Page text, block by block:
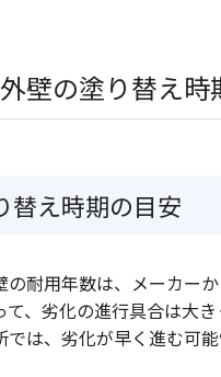
壁の塗り替え時
替え時期の目安
の耐用年数は、メーカー
て、劣化の進行具合は大
は、劣化が早く進む可能